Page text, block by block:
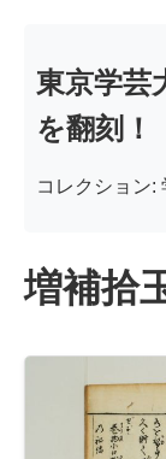
東京学芸
を翻刻！
コレクション:
増補拾